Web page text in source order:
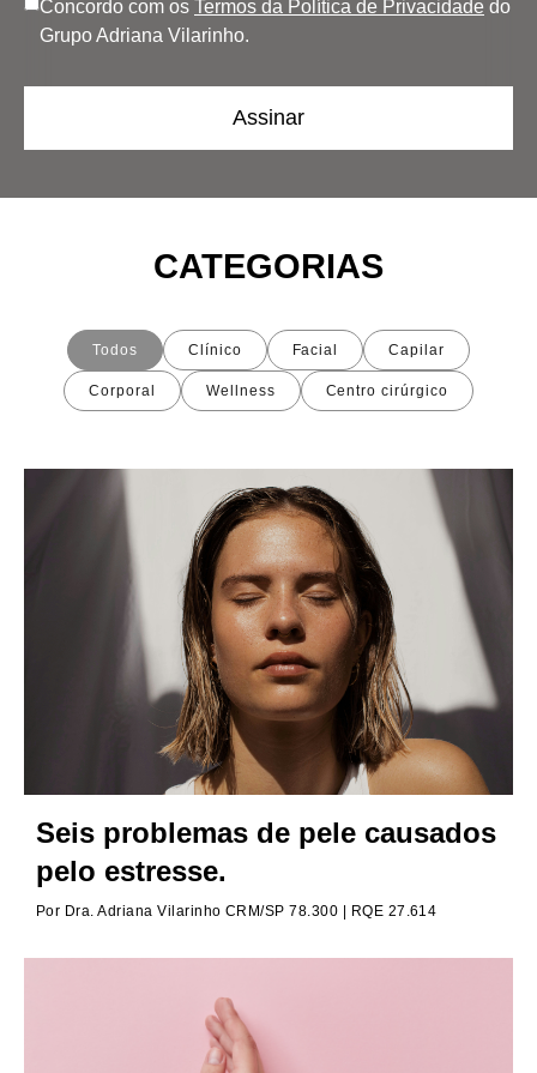
Concordo com os Termos da Política de Privacidade do
Grupo Adriana Vilarinho.
CATEGORIAS
Todos Clínico Facial Capilar
Corporal Wellness Centro cirúrgico
Seis problemas de pele causados
pelo estresse.
Por Dra. Adriana Vilarinho CRM/SP 78.300 | RQE 27.614